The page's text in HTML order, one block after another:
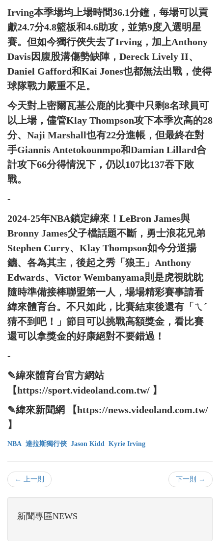
Irving本季場均上場時間36.1分鐘，每場可以貢
獻24.7分4.8籃板和4.6助攻，並第9度入選明星
賽。但如今獨行俠失去了Irving，加上Anthony
Davis因腹股溝傷勢缺陣，Dereck Lively II、
Daniel Gafford和Kai Jones也都無法出戰，使得
球隊戰力嚴重不足。
今天對上密爾瓦基公鹿的比賽中只剩8名球員可
以上場，儘管Klay Thompson攻下本季次高的28
分、Naji Marshall也有22分進帳，但最終在對
手Giannis Antetokounmpo和Damian Lillard合
計攻下66分得情況下，仍以107比137吞下敗
戰。
-
2024-25年NBA鎖定緯來！LeBron James與
Bronny James父子檔話題不斷，勇士浪花兄弟
Stephen Curry、Klay Thompson如今分道揚
鑣、各為其主，後起之秀「狼王」Anthony
Edwards、Victor Wembanyama則是虎視眈眈
隨時準備接棒聯盟第一人，場場精彩賽事請看
緯來體育台。不只如此，比賽結束後還有「ㄟˊ
猜不到吧！」節目可以挑戰高額獎金，看比賽
還可以拿獎金的好康絕對不要錯過！
-
✎緯來體育台官方網站
【https://sport.videoland.com.tw/ 】
✎緯來新聞網 【https://news.videoland.com.tw/
】
NBA 達拉斯獨行俠 Jason Kidd Kyrie Irving
← 上一則 下一則 →
新聞專區NEWS